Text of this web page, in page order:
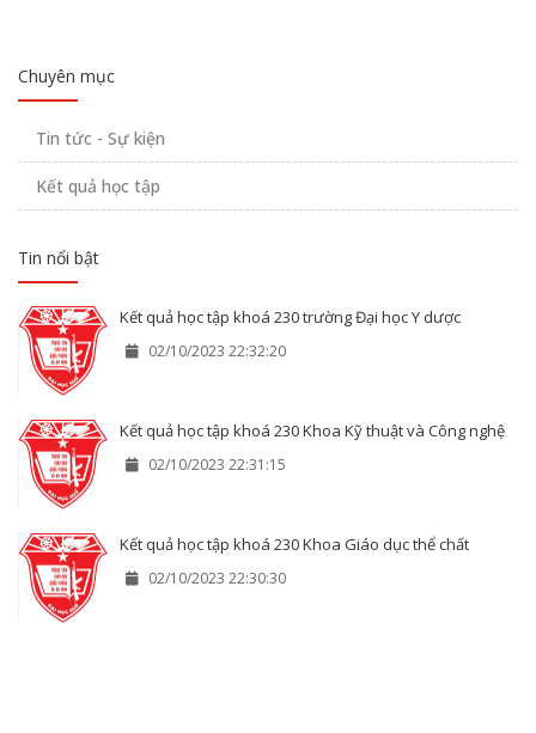
Chuyên mục
Tin tức - Sự kiện
Kết quả học tập
Tin nổi bật
Kết quả học tập khoá 230 trường Đại học Y dược
02/10/2023 22:32:20
Kết quả học tập khoá 230 Khoa Kỹ thuật và Công nghệ
02/10/2023 22:31:15
Kết quả học tập khoá 230 Khoa Giáo dục thể chất
02/10/2023 22:30:30